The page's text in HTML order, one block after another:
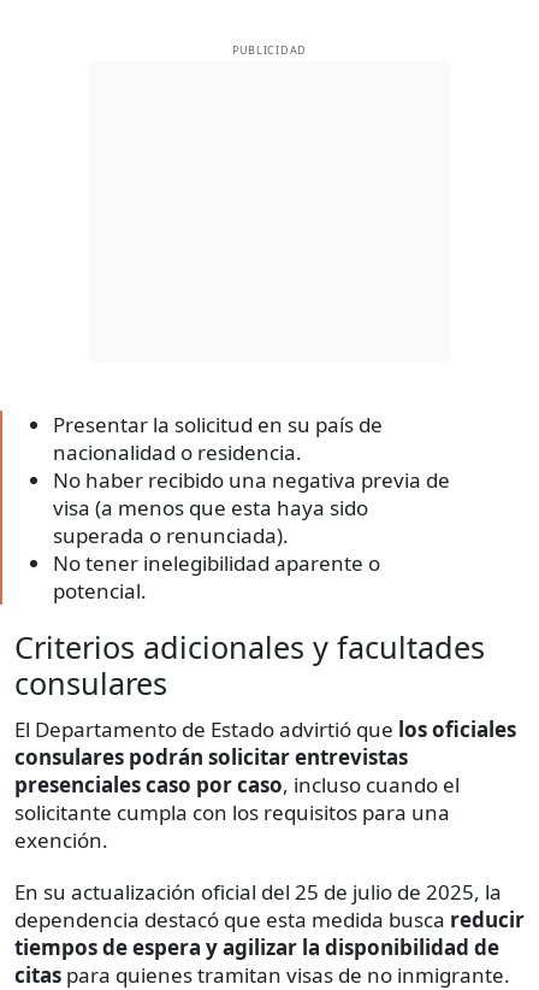
PUBLICIDAD
Presentar la solicitud en su país de
nacionalidad o residencia.
No haber recibido una negativa previa de
visa (a menos que esta haya sido
superada o renunciada).
No tener inelegibilidad aparente o
potencial.
Criterios adicionales y facultades
consulares
El Departamento de Estado advirtió que los oficiales
consulares podrán solicitar entrevistas
presenciales caso por caso, incluso cuando el
solicitante cumpla con los requisitos para una
exención.
En su actualización oficial del 25 de julio de 2025, la
dependencia destacó que esta medida busca reducir
tiempos de espera y agilizar la disponibilidad de
citas para quienes tramitan visas de no inmigrante.